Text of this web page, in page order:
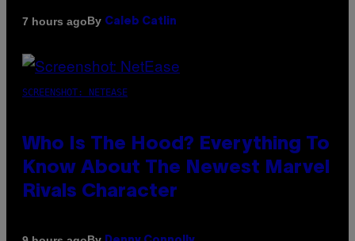
7 hours agoBy Caleb Catlin
SCREENSHOT: NETEASE
Who Is The Hood? Everything To
Know About The Newest Marvel
Rivals Character